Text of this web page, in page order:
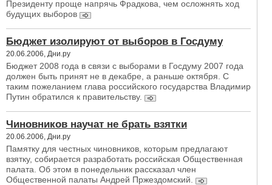
Президенту проще напрячь Фрадкова, чем осложнять ход
будущих выборов
Бюджет изолируют от выборов в Госдуму
20.06.2006, Дни.ру
Бюджет 2008 года в связи с выборами в Госдуму 2007 года
должен быть принят не в декабре, а раньше октября. С
таким пожеланием глава российского государства Владимир
Путин обратился к правительству.
Чиновников научат не брать взятки
20.06.2006, Дни.ру
Памятку для честных чиновников, которым предлагают
взятку, собирается разработать российская Общественная
палата. Об этом в понедельник рассказал член
Общественной палаты Андрей Пржездомский.